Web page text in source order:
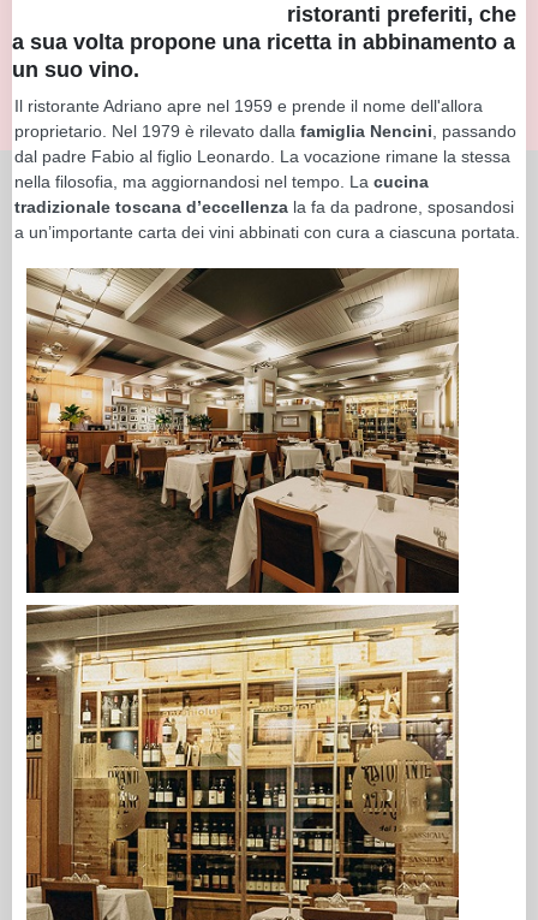
ristoranti preferiti, che
a sua volta propone una ricetta in abbinamento a
un suo vino.
Il ristorante Adriano apre nel 1959 e prende il nome dell'allora
proprietario. Nel 1979 è rilevato dalla famiglia Nencini , passando
dal padre Fabio al figlio Leonardo. La vocazione rimane la stessa
nella filosofia, ma aggiornandosi nel tempo. La cucina
tradizionale toscana d’eccellenza la fa da padrone, sposandosi
a un’importante carta dei vini abbinati con cura a ciascuna portata.